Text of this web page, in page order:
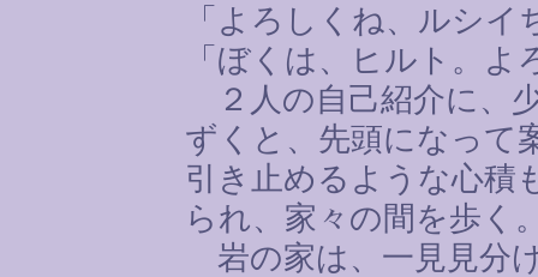
「よろしくね、ルシ
「ぼくは、ヒルト。よ
２人の自己紹介に、
ずくと、先頭になって
引き止めるような心積
られ、家々の間を歩く
岩の家は、一見見分